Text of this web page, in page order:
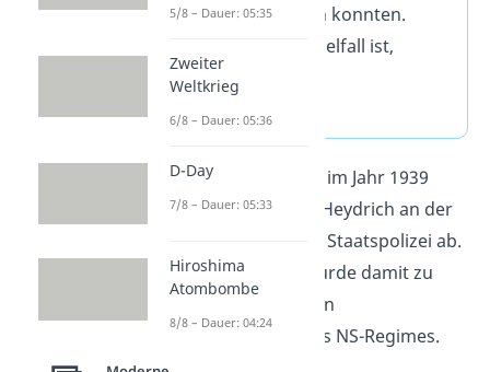
sie sich nicht leiden konnten.
Wenn das kein Einzelfall ist,
sprichst du von
Denunziantentum
Heinrich Müller löste im Jahr 1939
schließlich Reinhard Heydrich an der
Spitze der Geheimen Staatspolizei ab.
Gestapo-Müller
“ wurde damit zu
einem der wichtigsten
Schreibtischtäter
des NS-Regimes.
5/8 – Dauer: 05:35
Zweiter
Weltkrieg
6/8 – Dauer: 05:36
D-Day
7/8 – Dauer: 05:33
Hiroshima
Atombombe
8/8 – Dauer: 04:24